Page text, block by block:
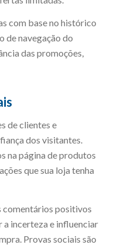
com base no histórico
de navegação do
das promoções,
de clientes e
dos visitantes.
na página de produtos
que sua loja tenha
comentários positivos
incerteza e influenciar
Provas sociais são